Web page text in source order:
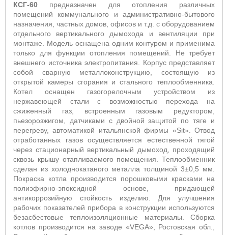
КСГ-60
предназначен для отопления различных
помещений коммунального и административно-бытового
назначения, частных домов, офисов и т.д. с оборудованием
отдельного вертикального дымохода и вентиляции при
монтаже. Модель оснащена одним контуром и применима
только для функции отопления помещений. Не требует
внешнего источника электропитания. Корпус представляет
собой сварную металлоконструкцию, состоящую из
открытой камеры сгорания и стального теплообменника.
Котел оснащен газогорелочным устройством из
нержавеющей стали с возможностью перехода на
сжиженный газ, встроенным газовым редуктором,
пьезорозжигом, датчиками с двойной защитой по тяге и
перегреву, автоматикой итальянской фирмы «Sit». Отвод
отработанных газов осуществляется естественной тягой
через стационарный вертикальный дымоход, проходящий
сквозь крышу отапливаемого помещения. Теплообменник
сделан из холоднокатаного металла толщиной 3±0,5 мм.
Покраска котла производится порошковыми красками на
полиэфирно-эпоксидной основе, придающей
антикоррозийную стойкость изделию. Для улучшения
рабочих показателей прибора в конструкции используются
безасбестовые теплоизоляционные материалы. Сборка
котлов производится на заводе «VEGA», Ростовская обл.,